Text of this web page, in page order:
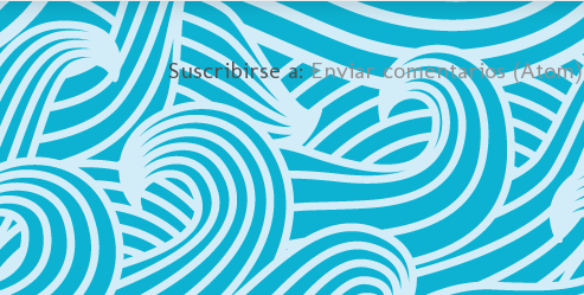
Suscribirse a:Enviar comentarios (Atom)